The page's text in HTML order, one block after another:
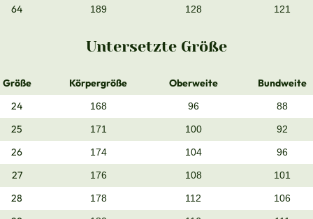
64 189 128 121
Untersetzte Größe
Größe Körpergröße Oberweite
Bundweite
24
168 96 88
25 171 100 92
26 174 104 96
27 176 108 101
28 178 112 106